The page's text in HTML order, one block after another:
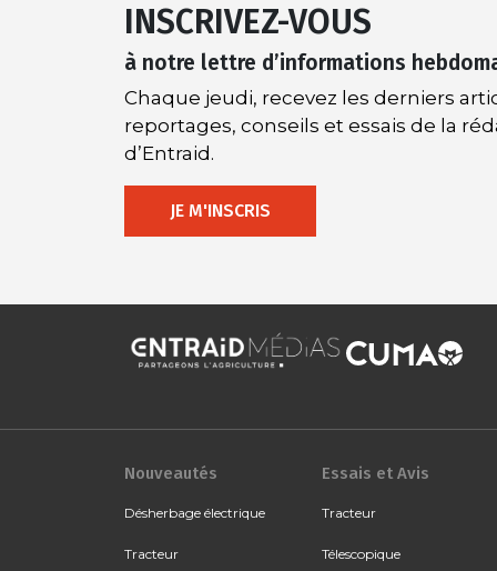
INSCRIVEZ-VOUS
à notre lettre d’informations
Chaque jeudi, recevez les derniers
reportages, conseils et essais de la
d’Entraid.
JE M'INSCRIS
Nouveautés
Désherbage électrique
Tracteur
Essais et Avis
Tracteur
Télescopique